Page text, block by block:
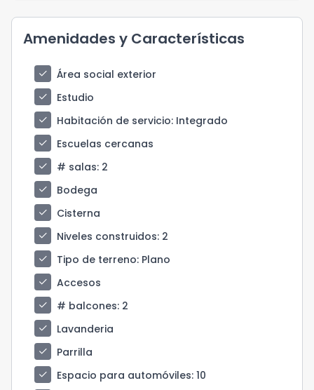
Amenidades y Características
check
Área social exterior
check
Estudio
check
Habitación de servicio: Integrado
check
Escuelas cercanas
check
# salas: 2
check
Bodega
check
Cisterna
check
Niveles construidos: 2
check
Tipo de terreno: Plano
check
Accesos
check
# balcones: 2
check
Lavanderia
check
Parrilla
check
Espacio para automóviles: 10